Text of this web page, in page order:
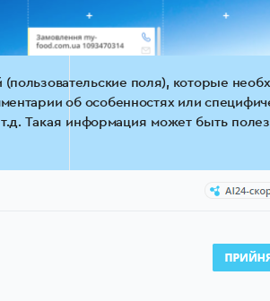
поля), которые
об особенностях или
Такая информация может быть